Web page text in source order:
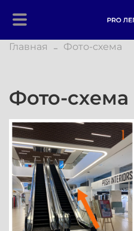
Главная Фото-схема
Фото-схема